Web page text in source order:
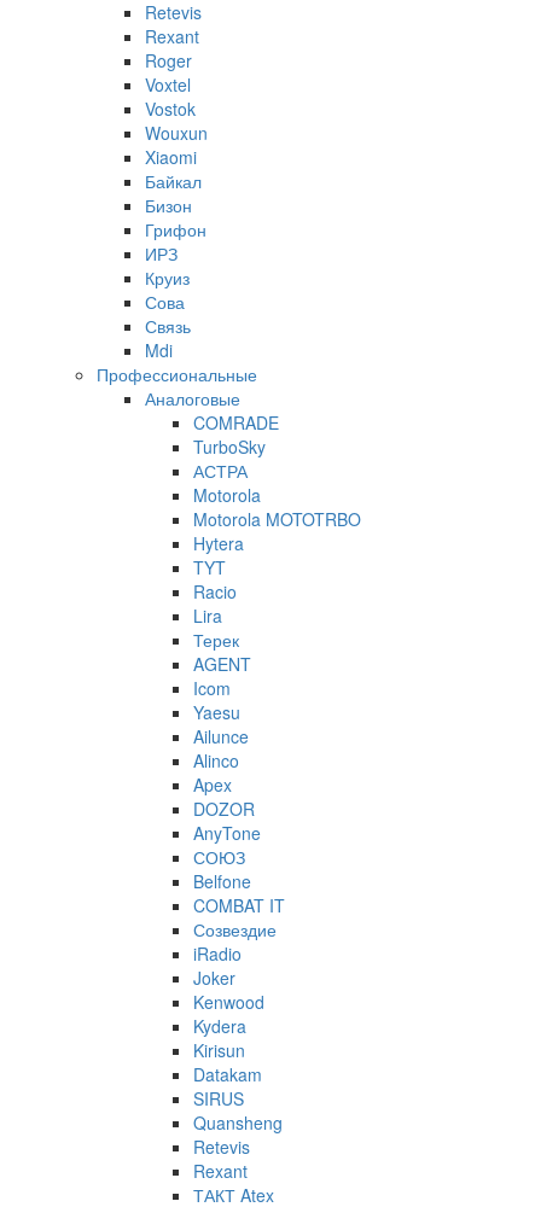
Retevis
Rexant
Roger
Voxtel
Vostok
Wouxun
Xiaomi
Байкал
Бизон
Грифон
ИРЗ
Круиз
Сова
Связь
Mdi
Профессиональные
Аналоговые
COMRADE
TurboSky
АСТРА
Motorola
Motorola MOTOTRBO
Hytera
TYT
Racio
Lira
Терек
AGENT
Icom
Yaesu
Ailunce
Alinco
Apex
DOZOR
AnyTone
СОЮЗ
Belfone
COMBAT IT
Созвездие
iRadio
Joker
Kenwood
Kydera
Kirisun
Datakam
SIRUS
Quansheng
Retevis
Rexant
ТАКТ Atex